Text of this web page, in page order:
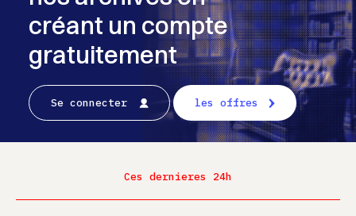
créant un compte
gratuitement
Se connecter les offres
Ces dernieres 24h